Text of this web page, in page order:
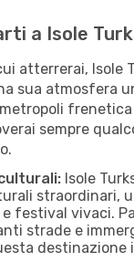
a Isole
atterrerai, Isole
sua atmosfera
frenetica
sempre
Isole
straordinari,
festival vivaci.
strade e
destinazione